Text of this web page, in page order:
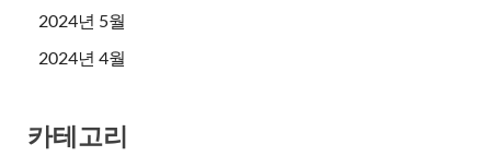
2024년 5월
2024년 4월
카테고리